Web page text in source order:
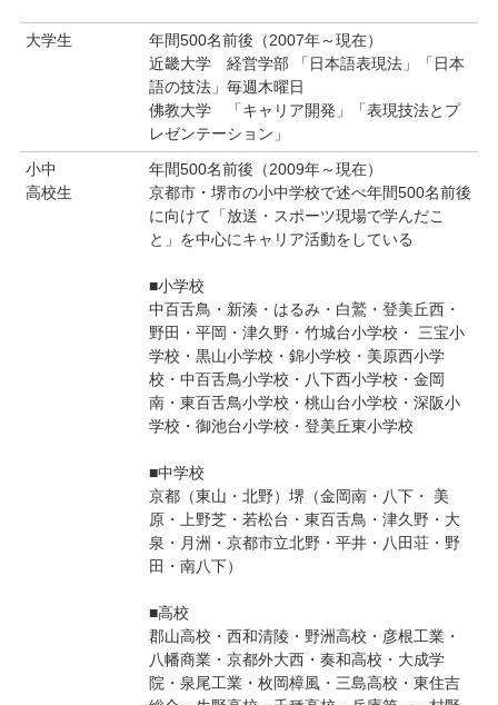
大学生
年間500名前後（2007年～現在）
近畿大学 経営学部 「日本語表現法」「日本
語の技法」毎週木曜日
佛教大学 「キャリア開発」「表現技法とプ
レゼンテーション」
小中
高校生
年間500名前後（2009年～現在）
京都市・堺市の小中学校で述べ年間500名前後
に向けて「放送・スポーツ現場で学んだこ
と」を中心にキャリア活動をしている
■小学校
中百舌鳥・新湊・はるみ・白鷲・登美丘西・
野田・平岡・津久野・竹城台小学校・ 三宝小
学校・黒山小学校・錦小学校・美原西小学
校・中百舌鳥小学校・八下西小学校・金岡
南・東百舌鳥小学校・桃山台小学校・深阪小
学校・御池台小学校・登美丘東小学校
■中学校
京都（東山・北野）堺（金岡南・八下・ 美
原・上野芝・若松台・東百舌鳥・津久野・大
泉・月洲・京都市立北野・平井・八田荘・野
田・南八下）
■高校
郡山高校・西和清陵・野洲高校・彦根工業・
八幡商業・京都外大西・奏和高校・大成学
院・泉尾工業・枚岡樟風・三島高校・東住吉